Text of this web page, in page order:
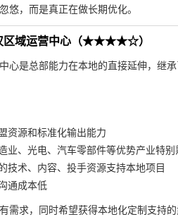
悠，而是真正在做长期优化。
区域运营中心（★★★★☆）
心是总部能力在本地的直接延伸，继
资源和标准化输出能力
业、光电、汽车零部件等优势产业特别
技术、内容、投手资源支持本地项目
通成本低
需求，同时希望获得本地化定制支持的